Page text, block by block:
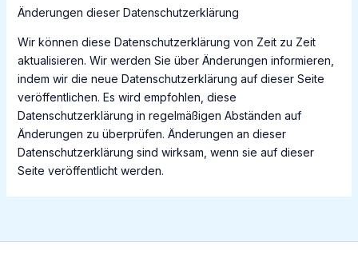
Änderungen dieser Datenschutzerklärung
Wir können diese Datenschutzerklärung von Zeit zu Zeit
aktualisieren. Wir werden Sie über Änderungen informieren,
indem wir die neue Datenschutzerklärung auf dieser Seite
veröffentlichen. Es wird empfohlen, diese
Datenschutzerklärung in regelmäßigen Abständen auf
Änderungen zu überprüfen. Änderungen an dieser
Datenschutzerklärung sind wirksam, wenn sie auf dieser
Seite veröffentlicht werden.